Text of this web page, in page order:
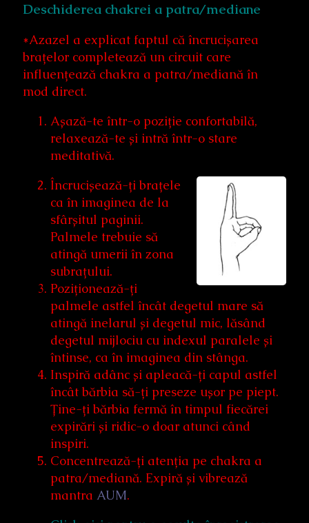
Deschiderea chakrei a patra/mediane
*Azazel a explicat faptul că încrucișarea
brațelor completează un circuit care
influențează chakra a patra/mediană în
mod direct.
Așază-te într-o poziție confortabilă,
relaxează-te și intră într-o stare
meditativă.
Încrucișează-ți brațele
ca în imaginea de la
sfârșitul paginii.
Palmele trebuie să
atingă umerii în zona
subrațului.
Poziționează-ți
palmele astfel încât degetul mare să
atingă inelarul și degetul mic, lăsând
degetul mijlociu cu indexul paralele și
întinse, ca în imaginea din stânga.
Inspiră adânc și apleacă-ți capul astfel
încât bărbia să-ți preseze ușor pe piept.
Ține-ți bărbia fermă în timpul fiecărei
expirări și ridic-o doar atunci când
inspiri.
Concentrează-ți atenția pe chakra a
patra/mediană. Expiră și vibrează
mantra AUM.